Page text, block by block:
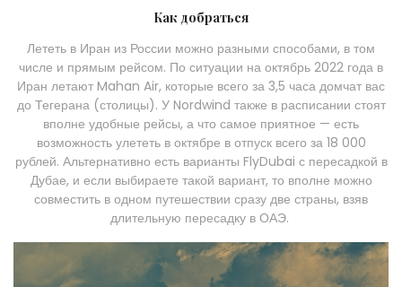
Как добраться
Лететь в Иран из России можно разными способами, в том
числе и прямым рейсом. По ситуации на октябрь 2022 года в
Иран летают Mahan Air, которые всего за 3,5 часа домчат вас
до Тегерана (столицы). У Nordwind также в расписании стоят
вполне удобные рейсы, а что самое приятное — есть
возможность улететь в октябре в отпуск всего за 18 000
рублей. Альтернативно есть варианты FlyDubai с пересадкой в
Дубае, и если выбираете такой вариант, то вполне можно
совместить в одном путешествии сразу две страны, взяв
длительную пересадку в ОАЭ.